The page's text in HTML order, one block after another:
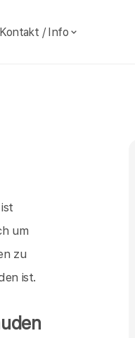
Kontakt / Info
um
zu
ist.